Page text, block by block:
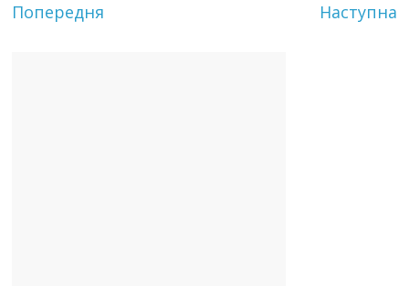
Попередня Наступна